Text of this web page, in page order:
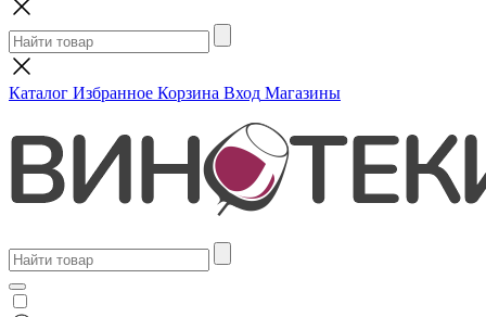
Каталог Избранное Корзина Вход Магазины